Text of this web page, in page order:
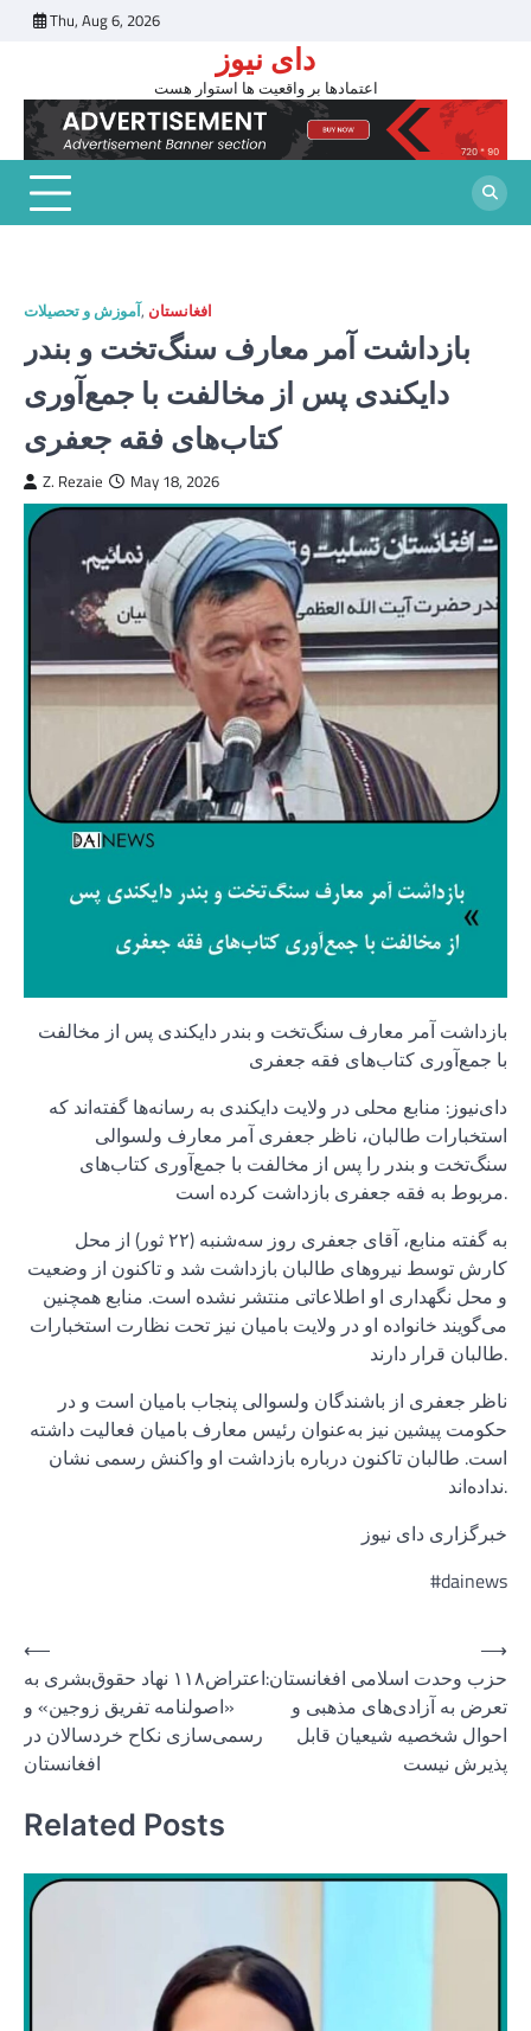
Thu, Aug 6, 2026
دای نیوز
اعتمادها بر واقعیت ها استوار هست
آموزش و تحصیلات, افغانستان
بازداشت آمر معارف سنگ‌تخت و بندر
دایکندی پس از مخالفت با جمع‌آوری
کتاب‌های فقه جعفری
Z. Rezaie May 18, 2026
بازداشت آمر معارف سنگ‌تخت و بندر دایکندی پس از مخالفت
با جمع‌آوری کتاب‌های فقه جعفری
دای‌نیوز: منابع محلی در ولایت دایکندی به رسانه‌ها گفته‌اند که
استخبارات طالبان، ناظر جعفری آمر معارف ولسوالی
سنگ‌تخت و بندر را پس از مخالفت با جمع‌آوری کتاب‌های
مربوط به فقه جعفری بازداشت کرده است.
به گفته منابع، آقای جعفری روز سه‌شنبه (۲۲ ثور) از محل
کارش توسط نیروهای طالبان بازداشت شد و تاکنون از وضعیت
و محل نگهداری او اطلاعاتی منتشر نشده است. منابع همچنین
می‌گویند خانواده او در ولایت بامیان نیز تحت نظارت استخبارات
طالبان قرار دارند.
ناظر جعفری از باشندگان ولسوالی پنجاب بامیان است و در
حکومت پیشین نیز به‌عنوان رئیس معارف بامیان فعالیت داشته
است. طالبان تاکنون درباره بازداشت او واکنش رسمی نشان
نداده‌اند.
خبرگزاری دای نیوز
#dainews
Post
navigation
⟵
اعتراض۱۱۸ نهاد حقوق‌بشری به
«اصولنامه تفریق زوجین» و
رسمی‌سازی نکاح خردسالان در
افغانستان
حزب وحدت اسلامی افغانستان:
تعرض به آزادی‌های مذهبی و
احوال شخصیه شیعیان قابل
پذیرش نیست
⟶
Related Posts